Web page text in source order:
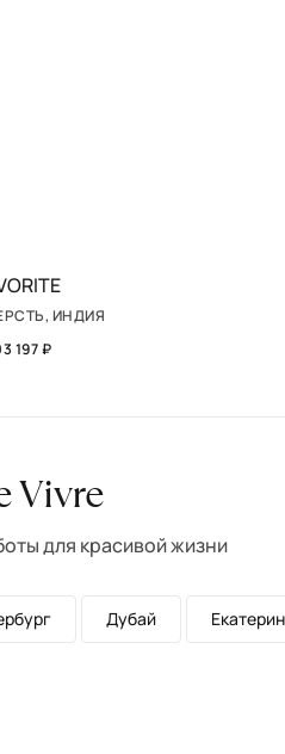
ИНДИЯ
197 ₽
Vivre
для красивой жизни
Дубай